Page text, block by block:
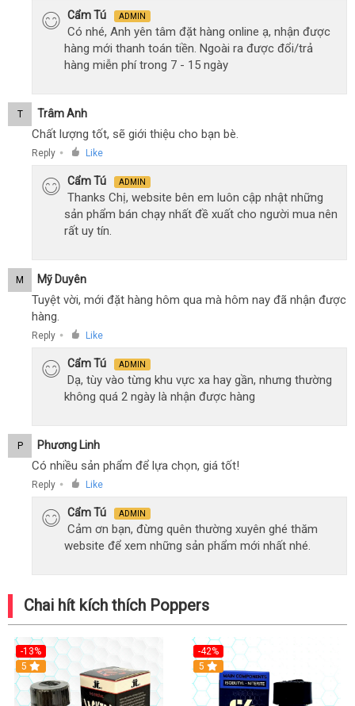
Cẩm Tú ADMIN
Có nhé, Anh yên tâm đặt hàng online ạ, nhận được
hàng mới thanh toán tiền. Ngoài ra được đổi/trả
hàng miễn phí trong 7 - 15 ngày
T Trâm Anh
Chất lượng tốt, sẽ giới thiệu cho bạn bè.
Reply ● Like
Cẩm Tú ADMIN
Thanks Chị, website bên em luôn cập nhật những
sản phẩm bán chạy nhất đề xuất cho người mua nên
rất uy tín.
M Mỹ Duyên
Tuyệt vời, mới đặt hàng hôm qua mà hôm nay đã nhận được
hàng.
Reply ● Like
Cẩm Tú ADMIN
Dạ, tùy vào từng khu vực xa hay gần, nhưng thường
không quá 2 ngày là nhận được hàng
P Phương Linh
Có nhiều sản phẩm để lựa chọn, giá tốt!
Reply ● Like
Cẩm Tú ADMIN
Cảm ơn bạn, đừng quên thường xuyên ghé thăm
website để xem những sản phẩm mới nhất nhé.
Chai hít kích thích Poppers
-13%
5
-42%
5